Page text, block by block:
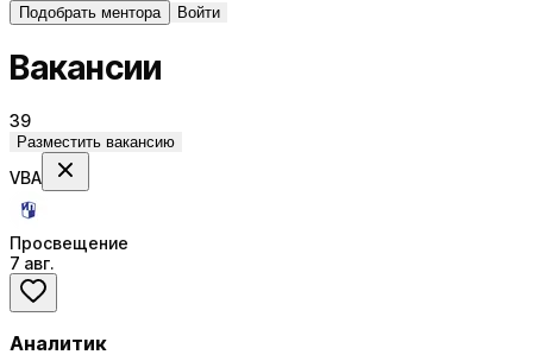
Подобрать ментора Войти
Вакансии
39
Разместить вакансию
VBA
Просвещение
7 авг.
Аналитик